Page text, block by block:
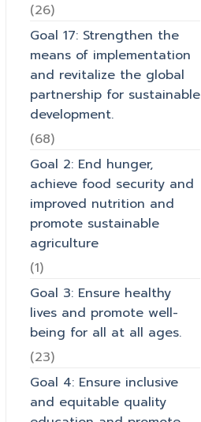
(26)
Goal 17: Strengthen the
means of implementation
and revitalize the global
partnership for sustainable
development.
(68)
Goal 2: End hunger,
achieve food security and
improved nutrition and
promote sustainable
agriculture
(1)
Goal 3: Ensure healthy
lives and promote well-
being for all at all ages.
(23)
Goal 4: Ensure inclusive
and equitable quality